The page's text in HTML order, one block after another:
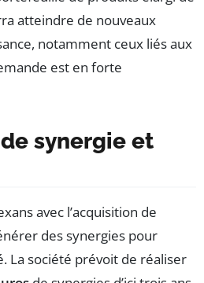
atteindre de nouveaux
notamment ceux liés aux
est en forte
synergie et
avec l’acquisition de
des synergies pour
La société prévoit de réaliser